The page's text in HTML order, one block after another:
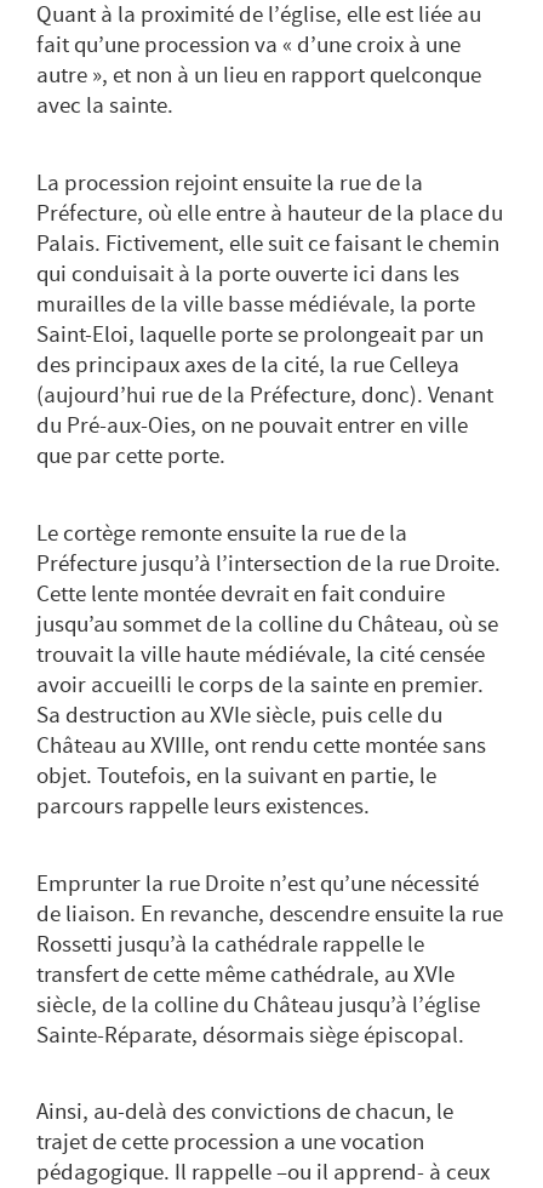
Quant à la proximité de l’église, elle est liée au
fait qu’une procession va « d’une croix à une
autre », et non à un lieu en rapport quelconque
avec la sainte.
La procession rejoint ensuite la rue de la
Préfecture, où elle entre à hauteur de la place du
Palais. Fictivement, elle suit ce faisant le chemin
qui conduisait à la porte ouverte ici dans les
murailles de la ville basse médiévale, la porte
Saint-Eloi, laquelle porte se prolongeait par un
des principaux axes de la cité, la rue Celleya
(aujourd’hui rue de la Préfecture, donc). Venant
du Pré-aux-Oies, on ne pouvait entrer en ville
que par cette porte.
Le cortège remonte ensuite la rue de la
Préfecture jusqu’à l’intersection de la rue Droite.
Cette lente montée devrait en fait conduire
jusqu’au sommet de la colline du Château, où se
trouvait la ville haute médiévale, la cité censée
avoir accueilli le corps de la sainte en premier.
Sa destruction au XVIe siècle, puis celle du
Château au XVIIIe, ont rendu cette montée sans
objet. Toutefois, en la suivant en partie, le
parcours rappelle leurs existences.
Emprunter la rue Droite n’est qu’une nécessité
de liaison. En revanche, descendre ensuite la rue
Rossetti jusqu’à la cathédrale rappelle le
transfert de cette même cathédrale, au XVIe
siècle, de la colline du Château jusqu’à l’église
Sainte-Réparate, désormais siège épiscopal.
Ainsi, au-delà des convictions de chacun, le
trajet de cette procession a une vocation
pédagogique. Il rappelle –ou il apprend- à ceux